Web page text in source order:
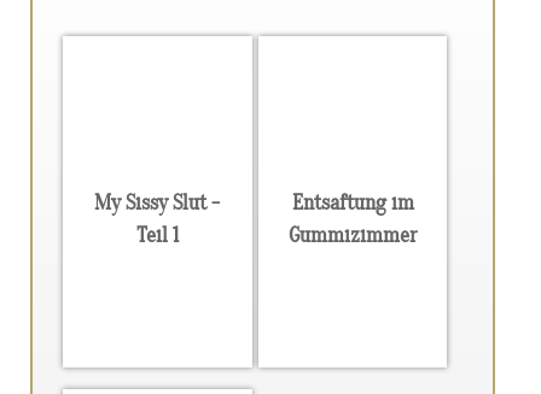
My Sissy Slut -
Teil 1
Entsaftung im
Gummizimmer